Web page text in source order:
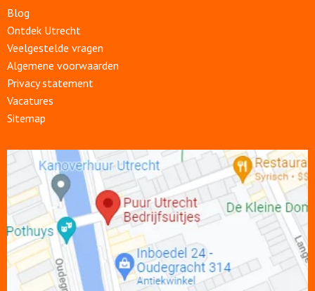
Blog
Ontdek Utrecht
Veelgestelde vragen
Algemene voorwaarden
Privacy statement
Vacatures
Sitemap
link